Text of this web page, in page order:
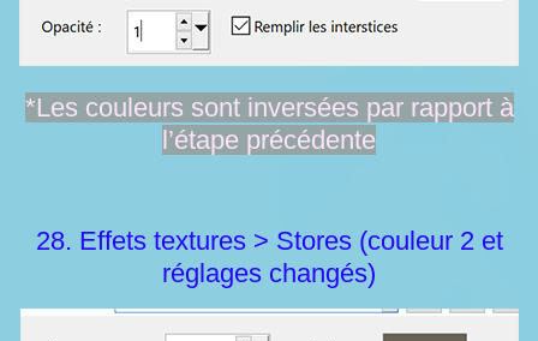
*Les couleurs sont inversées par rapport à
l’étape précédente
28. Effets textures > Stores (couleur 2 et
réglages changés)